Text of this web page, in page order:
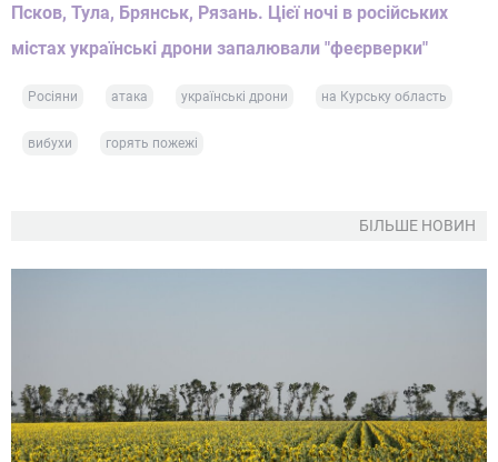
Псков, Тула, Брянськ, Рязань. Цієї ночі в російських
містах українські дрони запалювали "феєрверки"
Росіяни атака українські дрони на Курську область
вибухи горять пожежі
БІЛЬШЕ НОВИН